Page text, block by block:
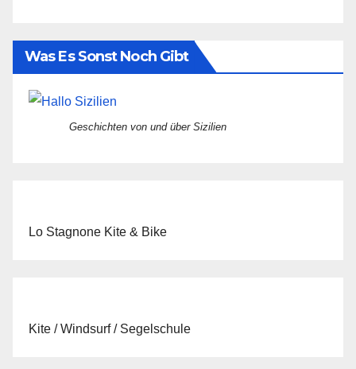
Was Es Sonst Noch Gibt
Geschichten von und über Sizilien
Lo Stagnone Kite & Bike
Kite / Windsurf / Segelschule